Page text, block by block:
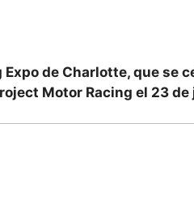
de Charlotte, que se
Motor Racing el 23 de